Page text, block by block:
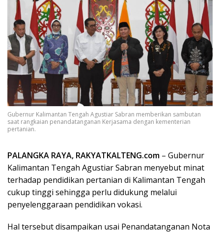
Gubernur Kalimantan Tengah Agustiar Sabran memberikan sambutan
saat rangkaian penandatanganan Kerjasama dengan kementerian
pertanian.
PALANGKA RAYA, RAKYATKALTENG.com – Gubernur
Kalimantan Tengah Agustiar Sabran menyebut minat
terhadap pendidikan pertanian di Kalimantan Tengah
cukup tinggi sehingga perlu didukung melalui
penyelenggaraan pendidikan vokasi.
Hal tersebut disampaikan usai Penandatanganan Nota